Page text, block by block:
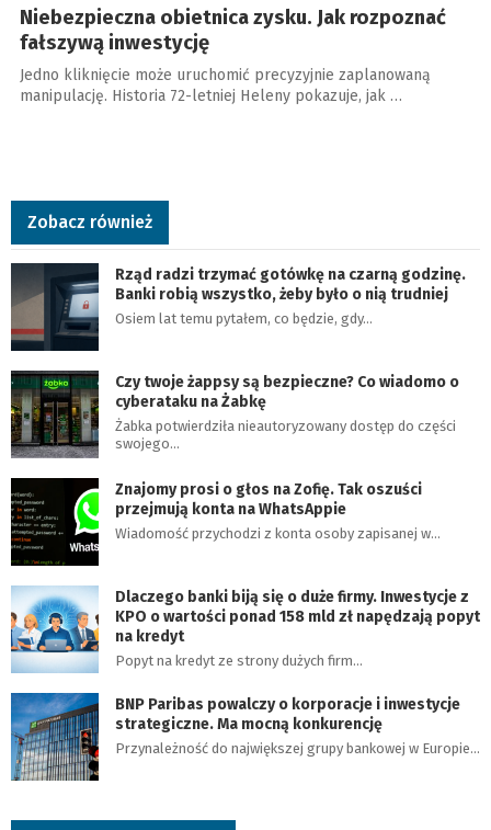
Niebezpieczna obietnica zysku. Jak rozpoznać
fałszywą inwestycję
Jedno kliknięcie może uruchomić precyzyjnie zaplanowaną
manipulację. Historia 72-letniej Heleny pokazuje, jak …
Zobacz również
Rząd radzi trzymać gotówkę na czarną godzinę.
Banki robią wszystko, żeby było o nią trudniej
Osiem lat temu pytałem, co będzie, gdy…
Czy twoje żappsy są bezpieczne? Co wiadomo o
cyberataku na Żabkę
Żabka potwierdziła nieautoryzowany dostęp do części
swojego…
Znajomy prosi o głos na Zofię. Tak oszuści
przejmują konta na WhatsAppie
Wiadomość przychodzi z konta osoby zapisanej w…
Dlaczego banki biją się o duże firmy. Inwestycje z
KPO o wartości ponad 158 mld zł napędzają popyt
na kredyt
Popyt na kredyt ze strony dużych firm…
BNP Paribas powalczy o korporacje i inwestycje
strategiczne. Ma mocną konkurencję
Przynależność do największej grupy bankowej w Europie…